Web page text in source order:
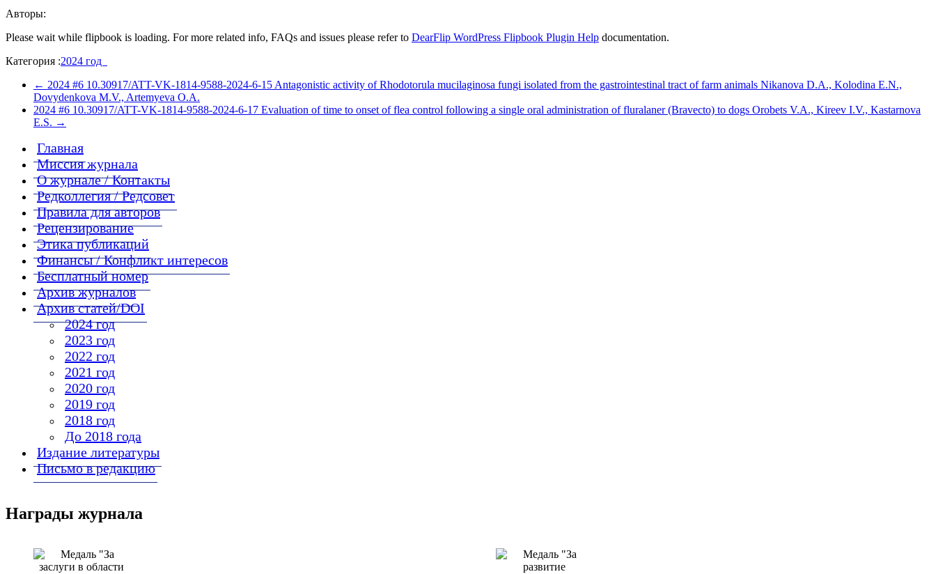
Авторы:
Please wait while flipbook is loading. For more related info, FAQs and issues please refer to DearFlip WordPress Flipbook Plugin Help documentation.
Категория :2024 год
← 2024 #6 10.30917/ATT-VK-1814-9588-2024-6-15 Antagonistic activity of Rhodotorula mucilaginosa fungi isolated from the gastrointestinal tract of farm animals Nikanova D.A., Kolodina E.N.,
Dovydenkova M.V., Artemyeva O.A.
2024 #6 10.30917/ATT-VK-1814-9588-2024-6-17 Evaluation of time to onset of flea control following a single oral administration of fluralaner (Bravecto) to dogs Orobets V.A., Kireev I.V., Kastarnova
E.S. →
Главная
Миссия журнала
О журнале / Контакты
Редколлегия / Редсовет
Правила для авторов
Рецензирование
Этика публикаций
Финансы / Конфликт интересов
Бесплатный номер
Архив журналов
Архив статей/DOI
2024 год
2023 год
2022 год
2021 год
2020 год
2019 год
2018 год
До 2018 года
Издание литературы
Письмо в редакцию
Награды журнала